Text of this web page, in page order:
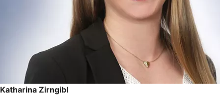
Katharina Zirngibl